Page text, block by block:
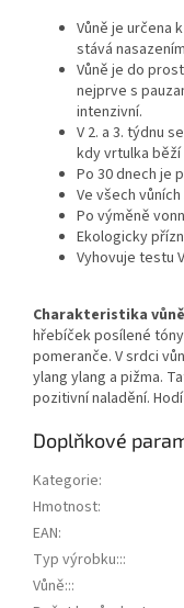
Vůně je určena
stává
Vůně je do
nejprve s
intenzivní.
V 2. a 3. týdnu
kdy vrtulka
Po 30 dnech je
Ve všech
Po výměně
Ekologicky
Vyhovuje testu
Charakteristika
hřebíček posílené
pomeranče. V srdci
ylang ylang a pižma.
pozitivní naladění.
Doplňkové
Kategorie:
Hmotnost:
EAN:
Typ výrobku:::
Vůně:::